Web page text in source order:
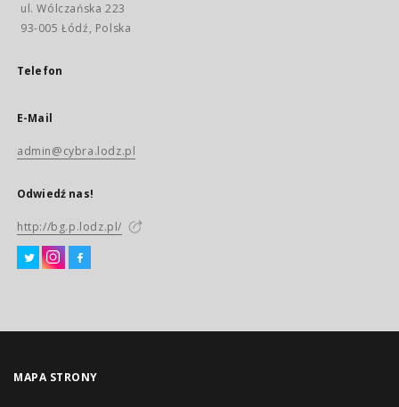
ul. Wólczańska 223
93-005 Łódź, Polska
Telefon
E-Mail
admin@cybra.lodz.pl
Odwiedź nas!
http://bg.p.lodz.pl/
MAPA STRONY